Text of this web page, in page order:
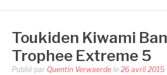
Toukiden Kiwami
Trophee Extreme 5
Publié par Quentin Verwaerde le 26 avril 2015